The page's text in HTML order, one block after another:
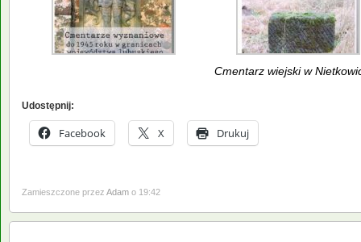
Cmentarz wiejski w
Udostępnij:
Facebook X Drukuj
Zamieszczone przez Adam o 19:42